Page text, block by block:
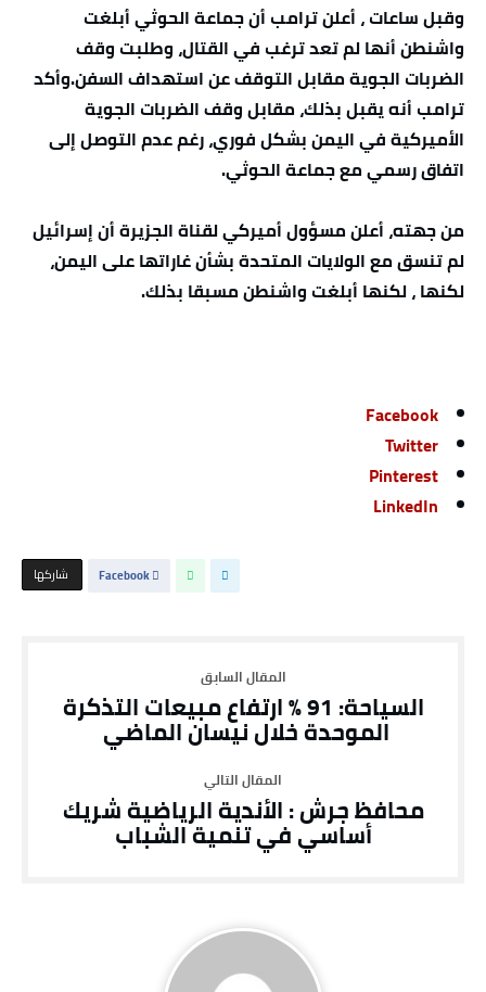
وقبل ساعات ، أعلن ترامب أن جماعة الحوثي أبلغت
واشنطن أنها لم تعد ترغب في القتال، وطلبت وقف
الضربات الجوية مقابل التوقف عن استهداف السفن.وأكد
ترامب أنه يقبل بذلك، مقابل وقف الضربات الجوية
الأميركية في اليمن بشكل فوري، رغم عدم التوصل إلى
اتفاق رسمي مع جماعة الحوثي.
من جهته، أعلن مسؤول أميركي لقناة الجزيرة أن إسرائيل
لم تنسق مع الولايات المتحدة بشأن غاراتها على اليمن،
لكنها ، لكنها أبلغت واشنطن مسبقا بذلك.
Facebook
Twitter
Pinterest
LinkedIn
‫‫ شاركها‬ Facebook
السياحة: 91 % ارتفاع مبيعات التذكرة
الموحدة خلال نيسان الماضي ‎
محافظ جرش : الأندية الرياضية شريك
أساسي في تنمية الشباب